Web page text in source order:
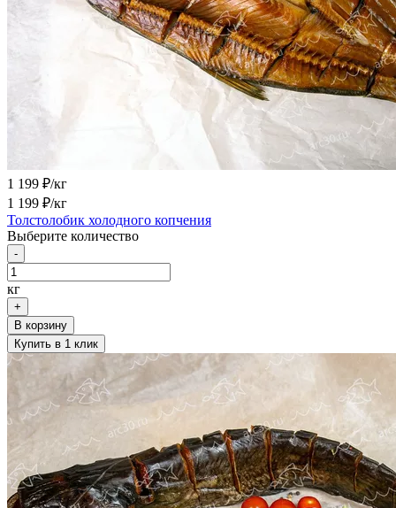
1 199 ₽/кг
1 199 ₽/кг
Толстолобик холодного копчения
Выберите количество
-
кг
+
В корзину
Купить в 1 клик